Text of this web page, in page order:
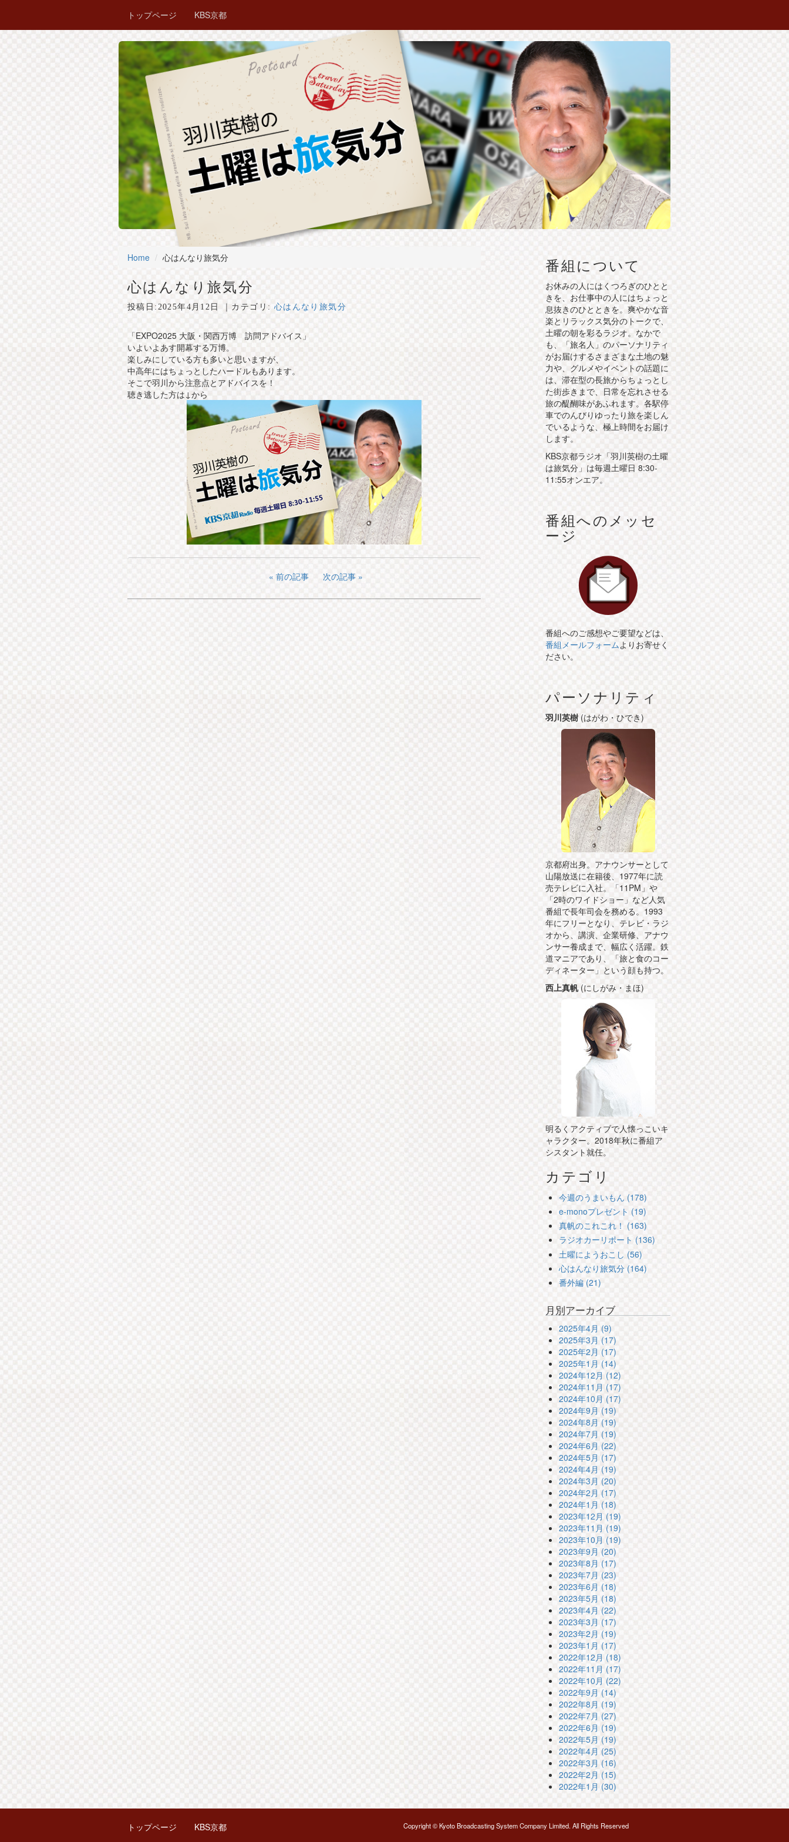
トップページ KBS京都
Home 心はんなり旅気分
心はんなり旅気分
投稿日: 2025年4月12日 ｜カテゴリ: 心はんなり旅気分
「EXPO2025 大阪・関西万博 訪問アドバイス」
いよいよあす開幕する万博。
楽しみにしている方も多いと思いますが、
中高年にはちょっとしたハードルもあります。
そこで羽川から注意点とアドバイスを！
聴き逃した方は↓から
前の記事 次の記事
番組について
お休みの人にはくつろぎのひとと
きを、お仕事中の人にはちょっと
息抜きのひとときを。爽やかな音
楽とリラックス気分のトークで、
土曜の朝を彩るラジオ。なかで
も、「旅名人」のパーソナリティ
がお届けするさまざまな土地の魅
力や、グルメやイベントの話題に
は、滞在型の長旅からちょっとし
た街歩きまで、日常を忘れさせる
旅の醍醐味があふれます。各駅停
車でのんびりゆったり旅を楽しん
でいるような、極上時間をお届け
します。
KBS京都ラジオ「羽川英樹の土曜
は旅気分」は毎週土曜日 8:30-
11:55オンエア。
番組へのメッセ
ージ
番組へのご感想やご要望などは、
番組メールフォームよりお寄せく
ださい。
パーソナリティ
羽川英樹(はがわ・ひでき)
京都府出身。アナウンサーとして
山陽放送に在籍後、1977年に読
売テレビに入社。「11PM」や
「2時のワイドショー」など人気
番組で長年司会を務める。1993
年にフリーとなり、テレビ・ラジ
オから、講演、企業研修、アナウ
ンサー養成まで、幅広く活躍。鉄
道マニアであり、「旅と食のコー
ディネーター」という顔も持つ。
西上真帆(にしがみ・まほ)
明るくアクティブで人懐っこいキ
ャラクター。2018年秋に番組ア
シスタント就任。
カテゴリ
今週のうまいもん (178)
e-monoプレゼント (19)
真帆のこれこれ！ (163)
ラジオカーリポート (136)
土曜にようおこし (56)
心はんなり旅気分 (164)
番外編 (21)
月別アーカイブ
2025年4月 (9)
2025年3月 (17)
2025年2月 (17)
2025年1月 (14)
2024年12月 (12)
2024年11月 (17)
2024年10月 (17)
2024年9月 (19)
2024年8月 (19)
2024年7月 (19)
2024年6月 (22)
2024年5月 (17)
2024年4月 (19)
2024年3月 (20)
2024年2月 (17)
2024年1月 (18)
2023年12月 (19)
2023年11月 (19)
2023年10月 (19)
2023年9月 (20)
2023年8月 (17)
2023年7月 (23)
2023年6月 (18)
2023年5月 (18)
2023年4月 (22)
2023年3月 (17)
2023年2月 (19)
2023年1月 (17)
2022年12月 (18)
2022年11月 (17)
2022年10月 (22)
2022年9月 (14)
2022年8月 (19)
2022年7月 (27)
2022年6月 (19)
2022年5月 (19)
2022年4月 (25)
2022年3月 (16)
2022年2月 (15)
2022年1月 (30)
トップページ KBS京都 Copyright © Kyoto Broadcasting System Company Limited. All Rights Reserved